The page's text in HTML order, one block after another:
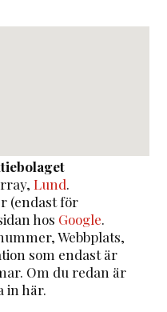
,Lund.
(endast för
hos Google.
Webbplats,
som endast är
Om du redan är
in här.